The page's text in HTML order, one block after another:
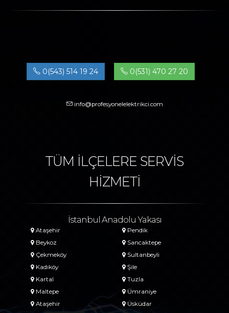
0(543) 514 19 24 0(531) 470 27 20
info@profesyonelelektrikci.com
TÜM İLÇELERE SERVİS
HİZMETİ
İstanbul Anadolu Yakası
Ataşehir
Beykoz
Çekmeköy
Kadıköy
Kartal
Maltepe
Ataşehir
Pendik
Sancaktepe
Sultanbeyli
Şile
Tuzla
Ümraniye
Üsküdar